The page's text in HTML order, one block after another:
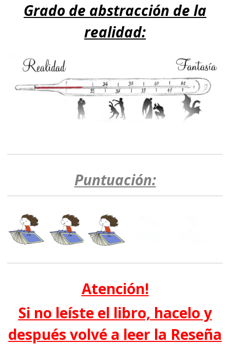
Grado de abstracción de la
realidad:
Puntuación:
Atención!
Si no leíste el libro, hacelo y
después volvé a leer la Reseña